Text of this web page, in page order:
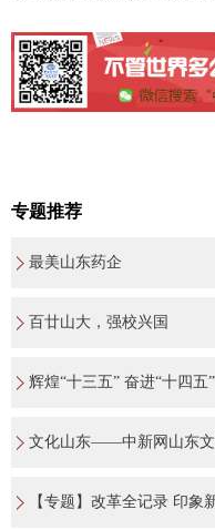
专题推荐
最美山东药企
百廿山大，强校兴国
辉煌“十三五” 奋进“十四五”
文化山东——中新网山东文
【专题】改革全记录 印象